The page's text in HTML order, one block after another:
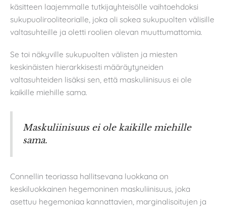
käsitteen laajemmalle tutkijayhteisölle vaihtoehdoksi
sukupuolirooliteorialle, joka oli sokea sukupuolten välisille
valtasuhteille ja oletti roolien olevan muuttumattomia.
Se toi näkyville sukupuolten välisten ja miesten
keskinäisten hierarkkisesti määräytyneiden
valtasuhteiden lisäksi sen, että maskuliinisuus ei ole
kaikille miehille sama.
Maskuliinisuus ei ole kaikille miehille
sama.
Connellin teoriassa hallitsevana luokkana on
keskiluokkainen hegemoninen maskuliinisuus, joka
asettuu hegemoniaa kannattavien, marginalisoitujen ja